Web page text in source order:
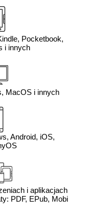
Pocketbook,
i innych
MacOS i innych
Android, iOS,
i aplikacjach
PDF, EPub, Mobi